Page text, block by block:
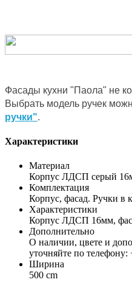
Фасады кухни "Паола" не
Выбрать модель ручек
ручки".
Характеристики
Материал
Корпус ЛДСП серый
Комплектация
Корпус, фасад. Ручки в
Характеристики
Корпус ЛДСП 16мм,
Дополнительно
О наличии, цвете и
уточняйте по телефону:
Ширина
500 cm